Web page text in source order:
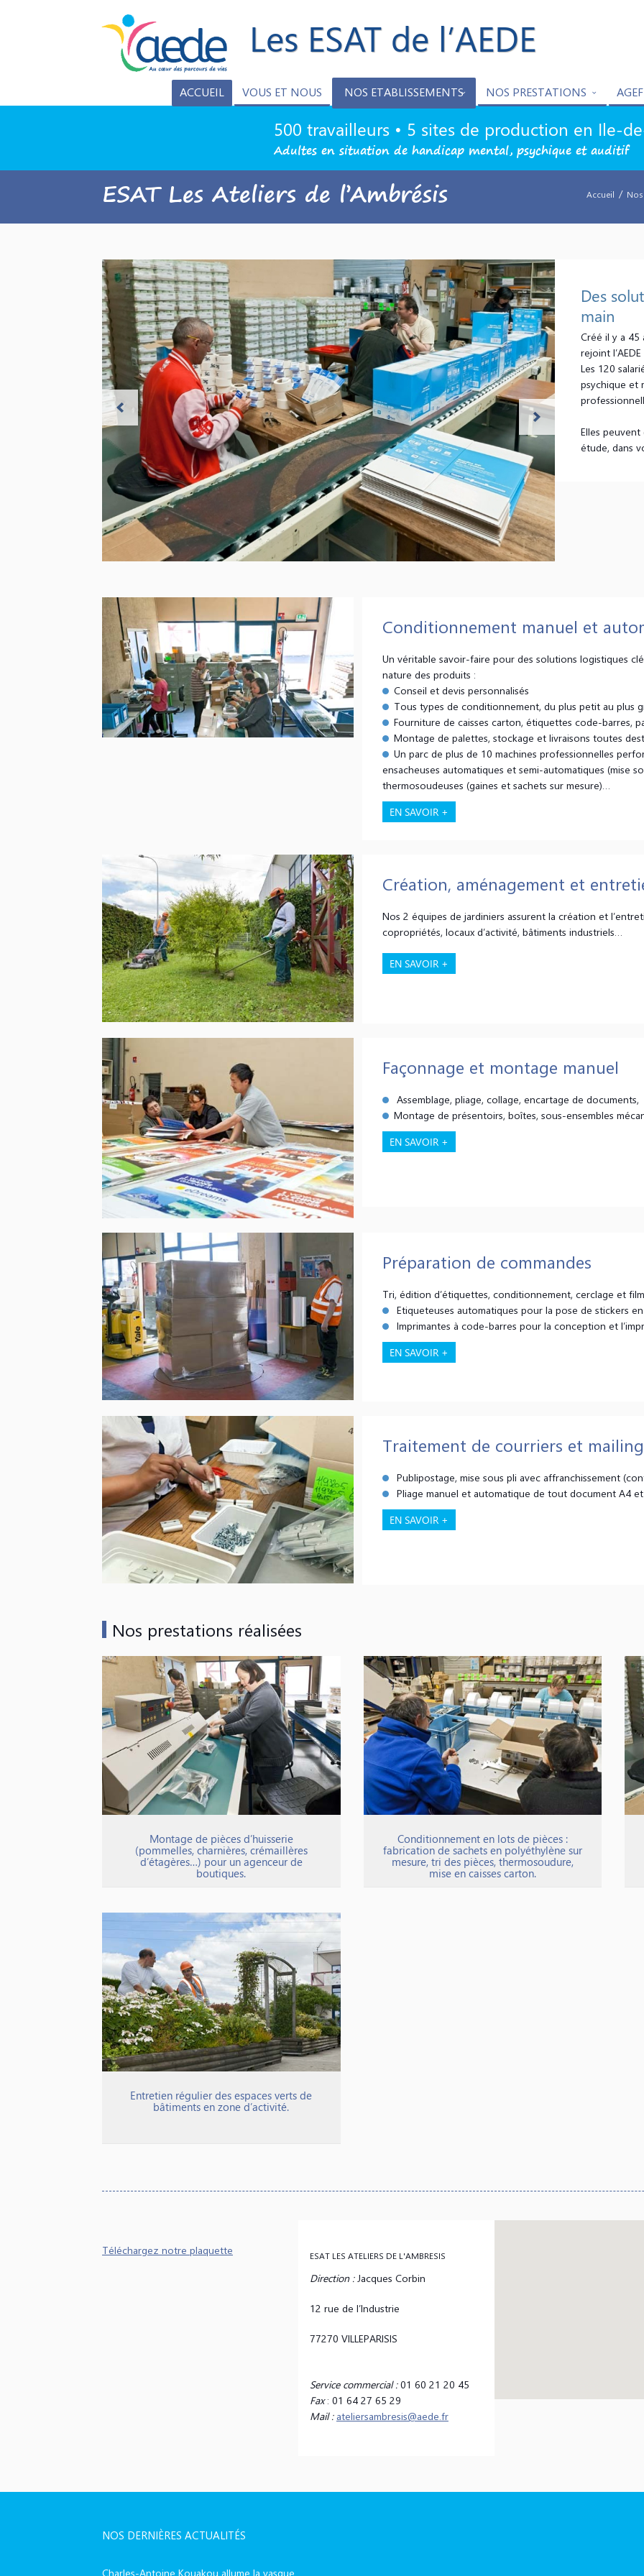
Les ESAT de l’AEDE
ACCUEIL VOUS ET NOUS NOS ETABLISSEMENTS NOS PRESTATIONS
500 travailleurs • 5 sites de production en Ile-
Adultes en situation de handicap mental, psychique et auditif
ESAT Les Ateliers de l’Ambrésis Accueil /
Des
main
Créé il y a 45
rejoint
Les 120
psychique et
Elles
étude, dans
Conditionnement manuel et
Un véritable savoir-faire pour des solutions logistiques
nature des produits :
Conseil et devis personnalisés
Tous types de conditionnement, du plus petit au plus
Fourniture de caisses carton, étiquettes code-barres,
Montage de palettes, stockage et livraisons toutes
Un parc de plus de 10 machines professionnelles
ensacheuses automatiques et semi-automatiques (mise
thermosoudeuses (gaines et sachets sur mesure)…
EN SAVOIR +
Création, aménagement et
Nos 2 équipes de jardiniers assurent la création et
copropriétés, locaux d’activité, bâtiments industriels…
EN SAVOIR +
Façonnage et montage manuel
Assemblage, pliage, collage, encartage de documents,
Montage de présentoirs, boîtes, sous-ensembles
EN SAVOIR +
Préparation de commandes
Tri, édition d’étiquettes, conditionnement, cerclage et
Etiqueteuses automatiques pour la pose de stickers
Imprimantes à code-barres pour la conception et
EN SAVOIR +
Traitement de courriers et
Publipostage, mise sous pli avec affranchissement
Pliage manuel et automatique de tout document A4
EN SAVOIR +
Nos prestations réalisées
Montage de pièces d’huisserie
(pommelles, charnières, crémaillères
d’étagères…) pour un agenceur de
boutiques.
Conditionnement en lots de pièces :
fabrication de sachets en polyéthylène sur
mesure, tri des pièces, thermosoudure,
mise en caisses carton.
Entretien régulier des espaces verts de
bâtiments en zone d’activité.
Téléchargez notre plaquette ESAT LES ATELIERS DE L'AMBRESIS
Direction :Jacques Corbin
12 rue de l’Industrie
77270 VILLEPARISIS
Service commercial :01 60 21 20 45
Fax: 01 64 27 65 29
Mail : ateliersambresis@aede.fr
NOS DERNIÈRES ACTUALITÉS
Charles-Antoine Kouakou allume la vasque